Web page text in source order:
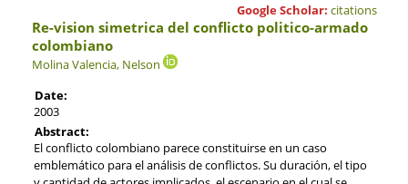
Google Scholar: citations
Re-vision simetrica del conflicto politico-armado
colombiano
Molina Valencia, Nelson
Date:
2003
Abstract:
El conflicto colombiano parece constituirse en un caso
emblemático para el análisis de conflictos. Su duración, el tipo